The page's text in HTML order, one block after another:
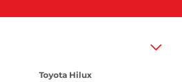
Toyota Hilux